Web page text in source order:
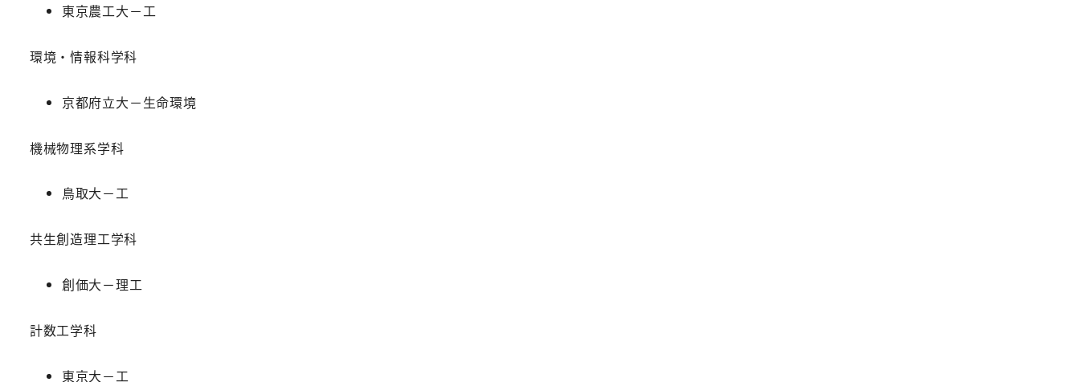
東京農工大－工
環境・情報科学科
京都府立大－生命環境
機械物理系学科
鳥取大－工
共生創造理工学科
創価大－理工
計数工学科
東京大－工